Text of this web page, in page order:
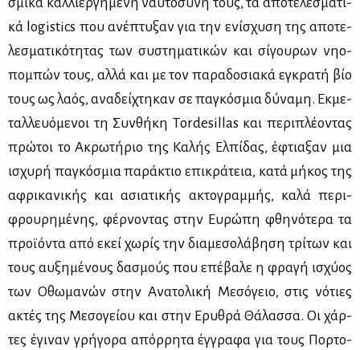
κά logistics που ανέ­πτυ­ξαν για την ενί­σχυ­ση της απο­τε­
λε­σμα­τι­κό­τη­τας των συ­στη­μα­τι­κών και σί­γου­ρων νηο­
πο­μπών τους, αλ­λά και με τον πα­ρα­δο­σια­κά εγκρα­τή βίο
τους ως λα­ός, ανα­δεί­χτη­καν σε πα­γκό­σμια δύ­να­μη. Εκ­με­
ταλ­λευό­με­νοι τη Συν­θή­κη Τordesillas και πε­ρι­πλέ­ο­ντας
πρώ­τοι το Ακρω­τή­ριο της Κα­λής Ελ­πί­δας, έφτια­ξαν μια
ισχυ­ρή πα­γκό­σμια πα­ρά­κτιο επι­κρά­τεια, κα­τά μή­κος της
αφρι­κα­νι­κής και ασια­τι­κής ακτο­γραμ­μής, κα­λά πε­ρι­
φρου­ρη­μέ­νης, φέρ­νο­ντας στην Ευ­ρώ­πη φθη­νό­τε­ρα τα
προ­ϊ­ό­ντα από εκεί χω­ρίς την δια­με­σο­λά­βη­ση τρί­των και
τους αυ­ξη­μέ­νους δα­σμούς που επέ­βα­λε η φρα­γή ισχύ­ος
των Οθω­μα­νών στην Ανα­το­λι­κή Με­σό­γειο, στις νό­τιες
ακτές της Με­σο­γεί­ου και στην Ερυ­θρά Θά­λασ­σα. Οι χάρ­
τες έγι­ναν γρή­γο­ρα απόρ­ρη­τα έγ­γρα­φα για τους Πορ­το­